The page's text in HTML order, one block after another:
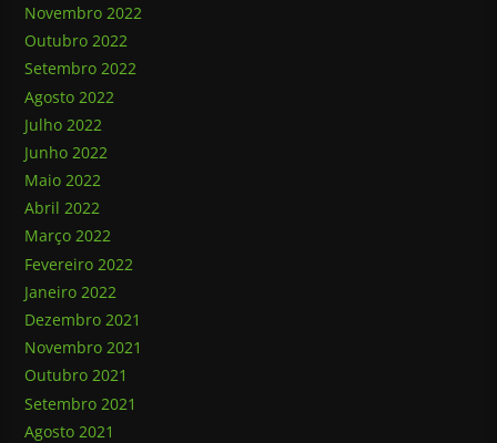
Novembro 2022
Outubro 2022
Setembro 2022
Agosto 2022
Julho 2022
Junho 2022
Maio 2022
Abril 2022
Março 2022
Fevereiro 2022
Janeiro 2022
Dezembro 2021
Novembro 2021
Outubro 2021
Setembro 2021
Agosto 2021